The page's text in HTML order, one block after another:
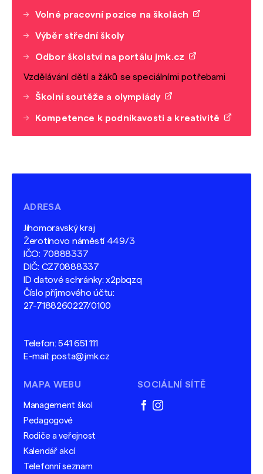
Volné pracovní pozice na školách
Výběr střední školy
Odbor školství na portálu jmk.cz
Vzdělávání dětí a žáků se speciálními potřebami
Školní soutěže a olympiády
Kompetence k podnikavosti a kreativitě
ADRESA
Jihomoravský kraj
Žerotínovo náměstí 449/3
IČO: 70888337
DIČ: CZ70888337
ID datové schránky: x2pbqzq
Číslo příjmového účtu:
27-7188260227/0100
Telefon:541 651 111
E-mail: posta@jmk.cz
MAPA WEBU
Management škol
Pedagogové
Rodiče a veřejnost
Kalendář akcí
Telefonní seznam
SOCIÁLNÍ SÍTĚ
facebook
instagram